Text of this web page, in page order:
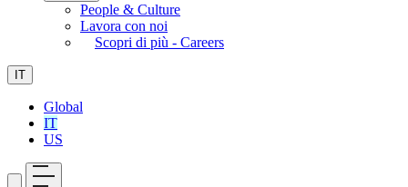
People & Culture
Lavora con noi
Scopri di più - Careers
IT
Global
IT
US